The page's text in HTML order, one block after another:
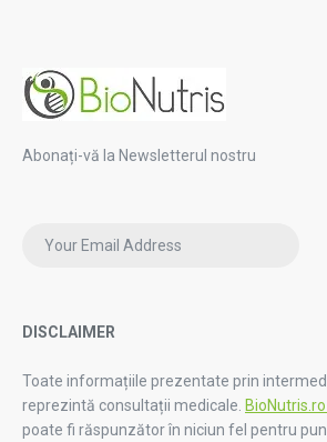
Abonați-vă la Newsletterul nostru
DISCLAIMER
Toate informațiile prezentate prin
reprezintă consultații medicale. BioNutris.ro
poate fi răspunzător în niciun fel pentru